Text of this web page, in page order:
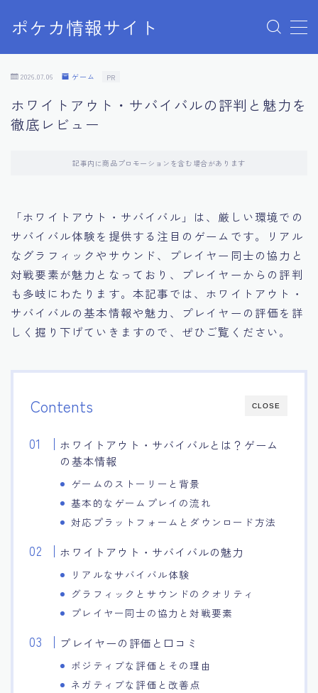
ポケカ情報サイト
MENU
Home
プライバシーポリシー
利用規約
2026.07.06 ゲーム PR
ホワイトアウト・サバイバルの評判と魅力を
徹底レビュー
記事内に商品プロモーションを含む場合があります
「ホワイトアウト・サバイバル」は、厳しい環境での
サバイバル体験を提供する注目のゲームです。リアル
なグラフィックやサウンド、プレイヤー同士の協力と
対戦要素が魅力となっており、プレイヤーからの評判
も多岐にわたります。本記事では、ホワイトアウト・
サバイバルの基本情報や魅力、プレイヤーの評価を詳
しく掘り下げていきますので、ぜひご覧ください。
CLOSE
Contents
ホワイトアウト・サバイバルとは？ゲーム
の基本情報
ゲームのストーリーと背景
基本的なゲームプレイの流れ
対応プラットフォームとダウンロード方法
ホワイトアウト・サバイバルの魅力
リアルなサバイバル体験
グラフィックとサウンドのクオリティ
プレイヤー同士の協力と対戦要素
プレイヤーの評価と口コミ
ポジティブな評価とその理由
ネガティブな評価と改善点